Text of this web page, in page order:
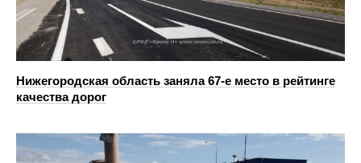
Нижегородская область заняла 67-е место в рейтинге
качества дорог